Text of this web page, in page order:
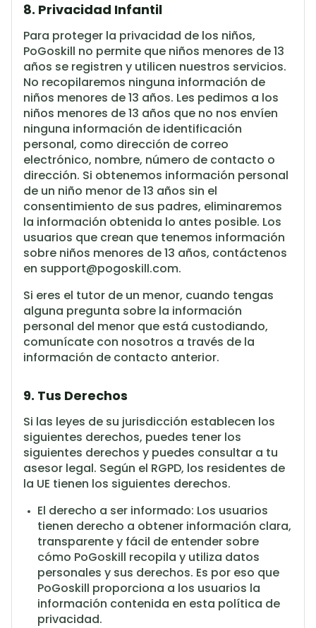
8. Privacidad Infantil
Para proteger la privacidad de los niños,
PoGoskill no permite que niños menores de 13
años se registren y utilicen nuestros servicios.
No recopilaremos ninguna información de
niños menores de 13 años. Les pedimos a los
niños menores de 13 años que no nos envíen
ninguna información de identificación
personal, como dirección de correo
electrónico, nombre, número de contacto o
dirección. Si obtenemos información personal
de un niño menor de 13 años sin el
consentimiento de sus padres, eliminaremos
la información obtenida lo antes posible. Los
usuarios que crean que tenemos información
sobre niños menores de 13 años, contáctenos
en support@pogoskill.com.
Si eres el tutor de un menor, cuando tengas
alguna pregunta sobre la información
personal del menor que está custodiando,
comunícate con nosotros a través de la
información de contacto anterior.
9. Tus Derechos
Si las leyes de su jurisdicción establecen los
siguientes derechos, puedes tener los
siguientes derechos y puedes consultar a tu
asesor legal. Según el RGPD, los residentes de
la UE tienen los siguientes derechos.
El derecho a ser informado: Los usuarios
tienen derecho a obtener información clara,
transparente y fácil de entender sobre
cómo PoGoskill recopila y utiliza datos
personales y sus derechos. Es por eso que
PoGoskill proporciona a los usuarios la
información contenida en esta política de
privacidad.